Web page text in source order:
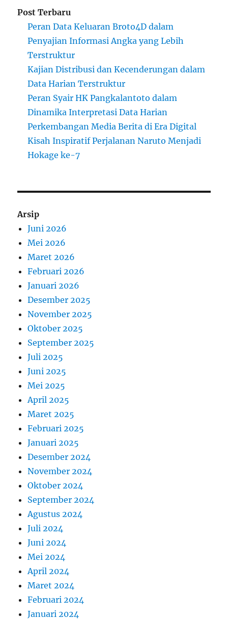
Post Terbaru
Peran Data Keluaran Broto4D dalam
Penyajian Informasi Angka yang Lebih
Terstruktur
Kajian Distribusi dan Kecenderungan dalam
Data Harian Terstruktur
Peran Syair HK Pangkalantoto dalam
Dinamika Interpretasi Data Harian
Perkembangan Media Berita di Era Digital
Kisah Inspiratif Perjalanan Naruto Menjadi
Hokage ke-7
Arsip
Juni 2026
Mei 2026
Maret 2026
Februari 2026
Januari 2026
Desember 2025
November 2025
Oktober 2025
September 2025
Juli 2025
Juni 2025
Mei 2025
April 2025
Maret 2025
Februari 2025
Januari 2025
Desember 2024
November 2024
Oktober 2024
September 2024
Agustus 2024
Juli 2024
Juni 2024
Mei 2024
April 2024
Maret 2024
Februari 2024
Januari 2024